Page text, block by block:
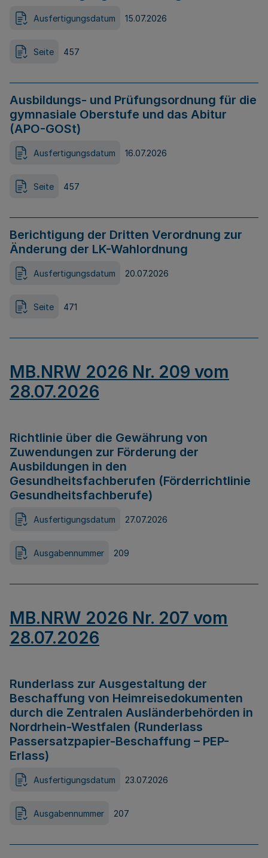
Ausfertigungsdatum 15.07.2026
Seite 457
Ausbildungs- und Prüfungsordnung für die
gymnasiale Oberstufe und das Abitur
(APO-GOSt)
Ausfertigungsdatum 16.07.2026
Seite 457
Berichtigung der Dritten Verordnung zur
Änderung der LK-Wahlordnung
Ausfertigungsdatum 20.07.2026
Seite 471
MB.NRW 2026 Nr. 209 vom
28.07.2026
Richtlinie über die Gewährung von
Zuwendungen zur Förderung der
Ausbildungen in den
Gesundheitsfachberufen (Förderrichtlinie
Gesundheitsfachberufe)
Ausfertigungsdatum 27.07.2026
Ausgabennummer 209
MB.NRW 2026 Nr. 207 vom
28.07.2026
Runderlass zur Ausgestaltung der
Beschaffung von Heimreisedokumenten
durch die Zentralen Ausländerbehörden in
Nordrhein-Westfalen (Runderlass
Passersatzpapier-Beschaffung – PEP-
Erlass)
Ausfertigungsdatum 23.07.2026
Ausgabennummer 207